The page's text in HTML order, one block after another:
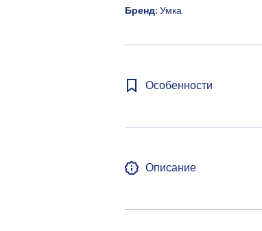
Бренд: Умка
Особенности
Описание